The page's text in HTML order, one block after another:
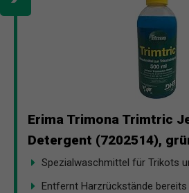
Erima Trimona Trimtric
Detergent (7202514),
Spezialwaschmittel für Trikots
Entfernt Harzrückstände